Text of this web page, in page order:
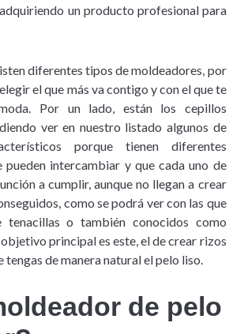
un producto profesional para
diferentes tipos de moldeadores, por
el que más va contigo y con el que te
Por un lado, están los cepillos
ver en nuestro listado algunos de
porque tienen diferentes
pueden intercambiar y que cada uno de
a cumplir, aunque no llegan a crear
como se podrá ver con las que
tenacillas o también conocidos como
principal es este, el de crear rizos
tengas de manera natural el pelo liso.
de pelo